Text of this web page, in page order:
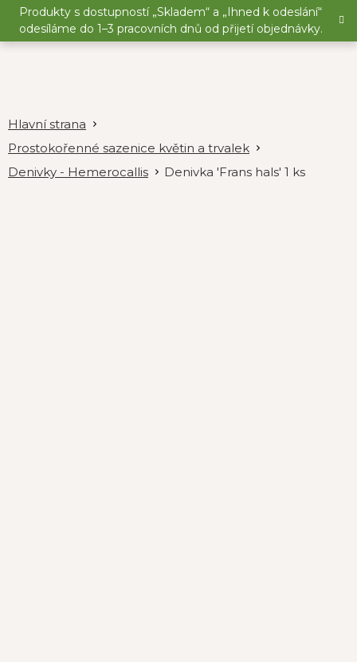
Přejít
obsah
Produkty s dostupností „Skladem“ a „Ihned k odeslání“
odesíláme do 1–3 pracovních dnů od přijetí objednávky.
Prostokořenné sazenice květin a trvalek
Denivky - Hemerocallis
Denivka 'Frans hals' 1 ks